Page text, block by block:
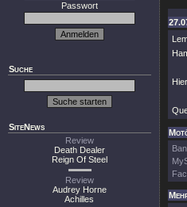
Passwort
Suche
SiteNews
Review
Death Dealer
Reign Of Steel
Review
Audrey Horne
Achilles